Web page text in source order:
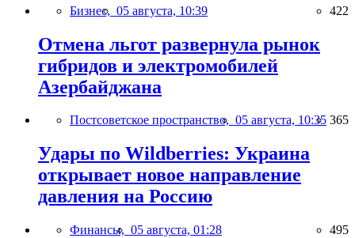
Бизнес, 05 августа, 10:39 422
Отмена льгот развернула рынок
гибридов и электромобилей
Азербайджана
Постсоветское пространство, 05 августа, 10:35 365
Удары по Wildberries: Украина
открывает новое направление
давления на Россию
Финансы, 05 августа, 01:28 495